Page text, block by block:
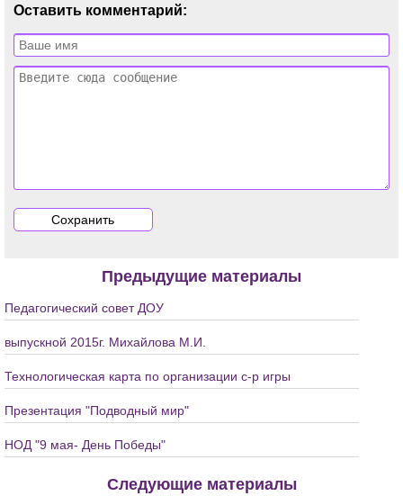
Оставить комментарий:
Предыдущие материалы
Педагогический совет ДОУ
выпускной 2015г. Михайлова М.И.
Технологическая карта по организации с-р игры
Презентация "Подводный мир"
НОД "9 мая- День Победы"
Следующие материалы